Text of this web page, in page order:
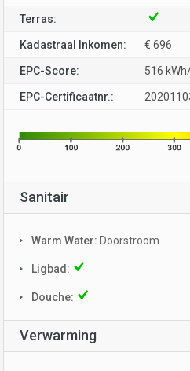
Terras:
Kadastraal Inkomen: € 696
EPC-Score: 516
EPC-Certificaatnr.:
Sanitair
Warm Water: Doorstroom
Ligbad:
Douche:
Verwarming